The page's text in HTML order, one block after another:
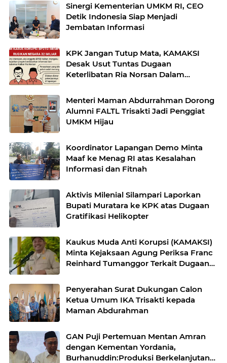
Sinergi Kementerian UMKM RI, CEO
Detik Indonesia Siap Menjadi
Jembatan Informasi
KPK Jangan Tutup Mata, KAMAKSI
Desak Usut Tuntas Dugaan
Keterlibatan Ria Norsan Dalam
Menteri Maman Abdurrahman Dorong
Alumni FALTL Trisakti Jadi Penggiat
UMKM Hijau
Koordinator Lapangan Demo Minta
Maaf ke Menag RI atas Kesalahan
Informasi dan Fitnah
Aktivis Milenial Silampari Laporkan
Bupati Muratara ke KPK atas Dugaan
Gratifikasi Helikopter
Kaukus Muda Anti Korupsi (KAMAKSI)
Minta Kejaksaan Agung Periksa Franc
Reinhard Tumanggor Terkait Dugaan
Penyerahan Surat Dukungan Calon
Ketua Umum IKA Trisakti kepada
Maman Abdurahman
GAN Puji Pertemuan Mentan Amran
dengan Kementan Yordania,
Burhanuddin:Produksi Berkelanjutan